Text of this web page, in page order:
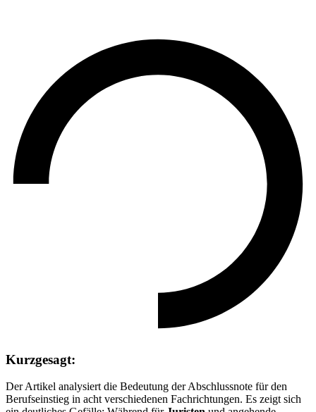
Kurzgesagt:
Der Artikel analysiert die Bedeutung der Abschlussnote für den
Berufseinstieg in acht verschiedenen Fachrichtungen. Es zeigt sich